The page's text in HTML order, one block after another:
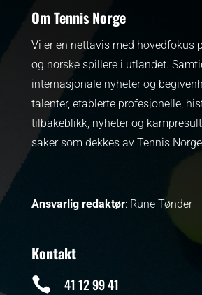
Om Tennis Norge
Vi er en nettavis med hovedfokus
og norske spillere i utlandet.
internasjonale nyheter og
talenter, etablerte profesjonelle,
tilbakeblikk, nyheter og
saker som dekkes av Tennis
Ansvarlig redaktør: Rune Tønder
Kontakt
 41 12 99 41